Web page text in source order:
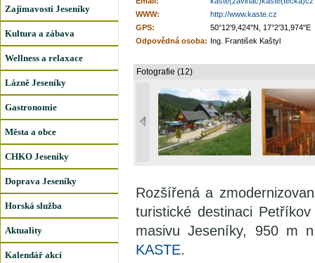
Zajímavosti Jeseníky
Kultura a zábava
Wellness a relaxace
Lázně Jeseníky
Gastronomie
Města a obce
CHKO Jeseníky
Doprava Jeseníky
Horská služba
Aktuality
Kalendář akcí
WWW:
http://www.kaste.cz
GPS:
50°12'9,424"N, 17°2'31,974"E
Odpovědná osoba: Ing. František Kaštyl
Fotografie (12)
Rozšířená a
turistické destinaci
masivu Jeseníky, 950 m
KASTE.